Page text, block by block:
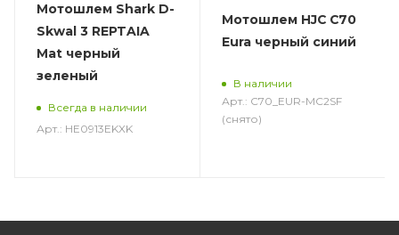
Мотошлем Shark D-
Skwal 3 REPTAIA
Mat черный
зеленый
Всегда в наличии
Арт.: HE0913EKXK
Мотошлем HJC C70
Eura черный синий
В наличии
Арт.: C70_EUR-MC2SF
(снято)